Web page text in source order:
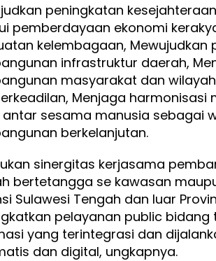
peningkatan
pemberdayaan ekonomi
kelembagaan, Mewujudkan
infrastruktur daerah,
masyarakat dan
Menjaga harmonisasi
antar sesama manusia sebagai
berkelanjutan.
sinergitas kerjasama
bertetangga se kawasan
Sulawesi Tengah dan luar
pelayanan public bidang
yang terintegrasi dan
dan digital, ungkapnya.